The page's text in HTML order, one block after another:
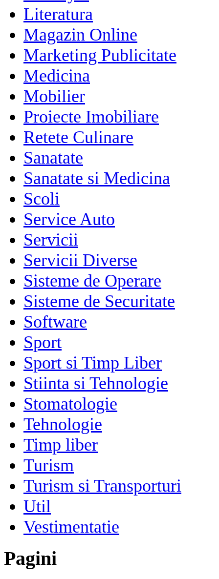
Literatura
Magazin Online
Marketing Publicitate
Medicina
Mobilier
Proiecte Imobiliare
Retete Culinare
Sanatate
Sanatate si Medicina
Scoli
Service Auto
Servicii
Servicii Diverse
Sisteme de Operare
Sisteme de Securitate
Software
Sport
Sport si Timp Liber
Stiinta si Tehnologie
Stomatologie
Tehnologie
Timp liber
Turism
Turism si Transporturi
Util
Vestimentatie
Pagini